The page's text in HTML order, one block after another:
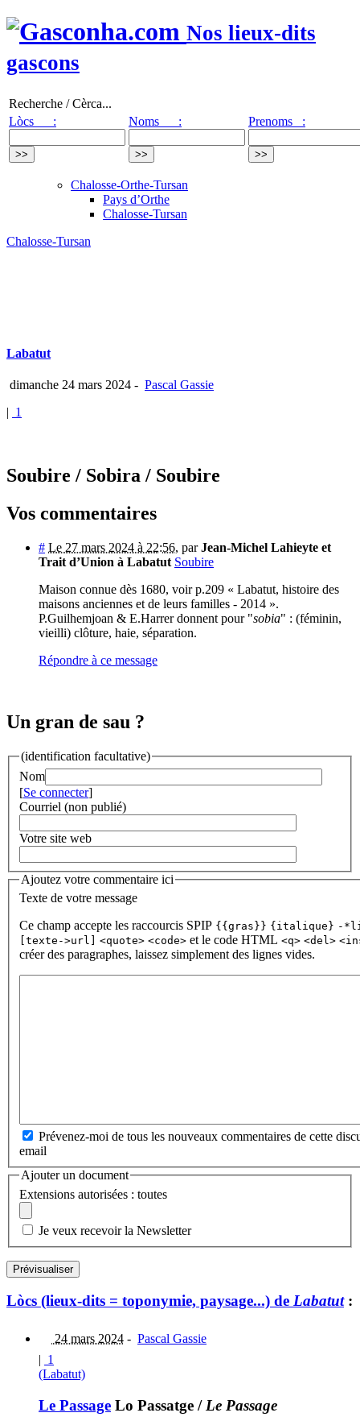
Nos lieux-dits
gascons
Recherche / Cèrca...
Lòcs :
Noms : Prenoms :
Chalosse-Orthe-Tursan
Pays d’Orthe
Chalosse-Tursan
Chalosse-Tursan
Labatut
dimanche 24 mars 2024 - Pascal Gassie
| 1
Soubire / Sobira / Soubire
Vos commentaires
# Le 27 mars 2024 à 22:56, parJean-Michel Lahieyte et
Trait d’Union à Labatut Soubire
Maison connue dès 1680, voir p.209 « Labatut, histoire des
maisons anciennes et de leurs familles - 2014 ».
P.Guilhemjoan & E.Harrer donnent pour "sobia" : (féminin,
vieilli) clôture, haie, séparation.
Répondre à ce message
Un gran de sau ?
(identification facultative)
Nom
[Se connecter]
Courriel (non publié)
Votre site web
Ajoutez votre commentaire ici
Texte de votre message
Ce champ accepte les raccourcis SPIP {{gras}} {italique} -
[texte->url]
<quote> <code> et le code HTML <q> <del>
créer des paragraphes, laissez simplement des lignes vides.
Prévenez-moi de tous les nouveaux commentaires de cette
email
Ajouter un document
Extensions autorisées : toutes
Je veux recevoir la Newsletter
Lòcs (lieux-dits = toponymie, paysage...) de Labatut:
24 mars 2024 - Pascal Gassie
| 1
(Labatut)
Le Passage Lo Passatge / Le Passage